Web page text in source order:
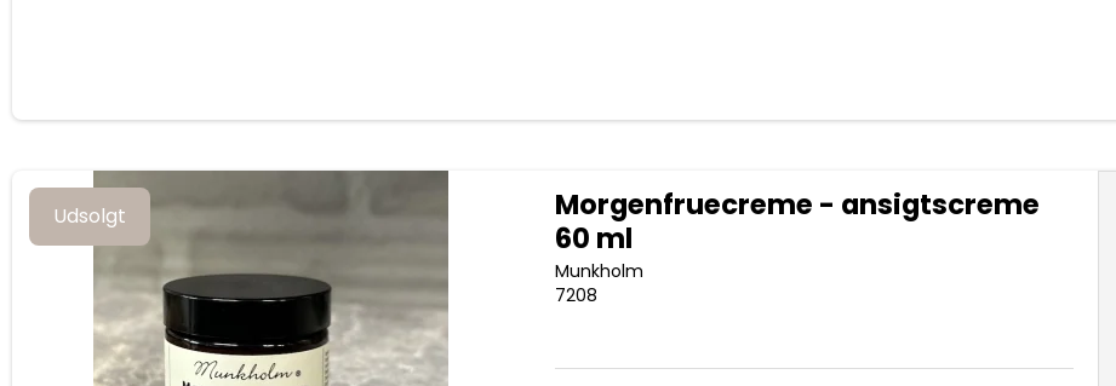
Udsolgt
Morgenfruecreme - ansigtscreme
60 ml
Munkholm
7208